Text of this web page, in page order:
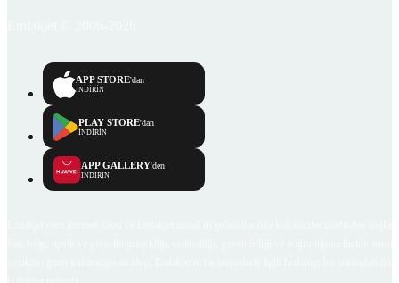
APP STORE'dan
İNDİRİN
PLAY STORE'dan
İNDİRİN
APP GALLERY'den
İNDİRİN